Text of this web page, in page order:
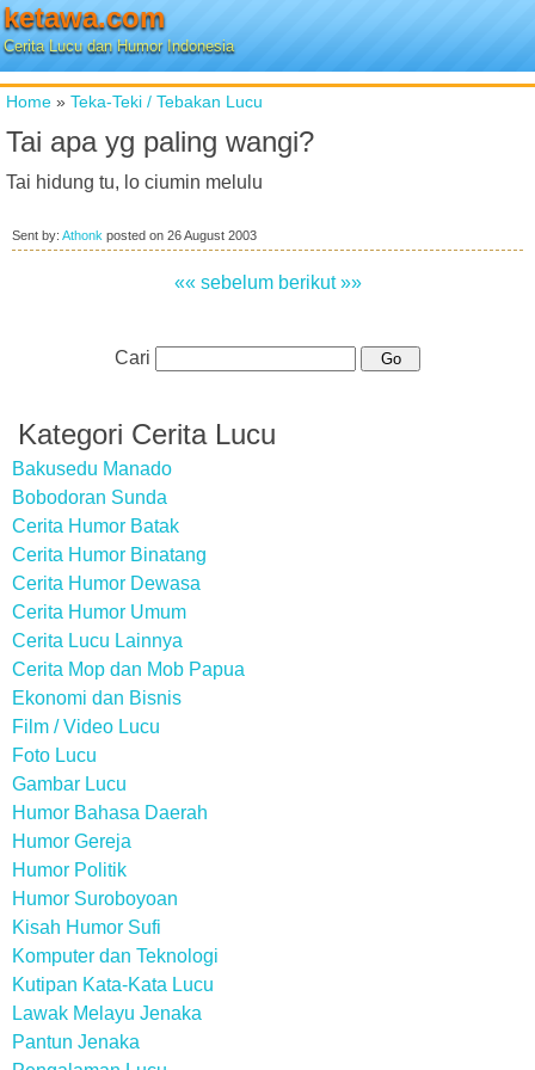
ketawa.com
Cerita Lucu dan Humor Indonesia
Home » Teka-Teki / Tebakan Lucu
Tai apa yg paling wangi?
Tai hidung tu, lo ciumin melulu
Sent by: Athonk posted on 26 August 2003
«« sebelum berikut »»
Cari
Kategori Cerita Lucu
Bakusedu Manado
Bobodoran Sunda
Cerita Humor Batak
Cerita Humor Binatang
Cerita Humor Dewasa
Cerita Humor Umum
Cerita Lucu Lainnya
Cerita Mop dan Mob Papua
Ekonomi dan Bisnis
Film / Video Lucu
Foto Lucu
Gambar Lucu
Humor Bahasa Daerah
Humor Gereja
Humor Politik
Humor Suroboyoan
Kisah Humor Sufi
Komputer dan Teknologi
Kutipan Kata-Kata Lucu
Lawak Melayu Jenaka
Pantun Jenaka